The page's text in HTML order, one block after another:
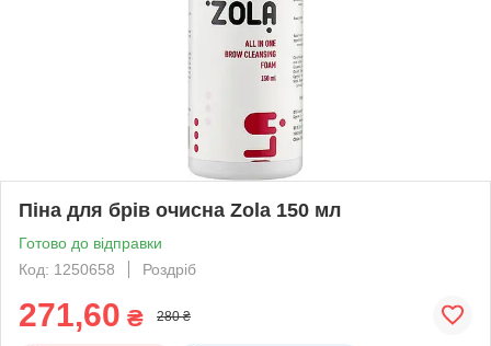
Піна для брів очисна Zola 150 мл
Готово до відправки
Код: 1250658
Роздріб
271,60 ₴ 280 ₴